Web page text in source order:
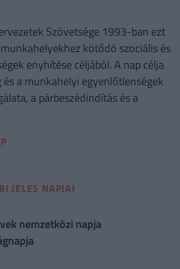
Szövetsége 1993-ban ezt
kötődö szociális és
enyhítése céljából. A nap célja
a munkahelyi egyenlőtlenségek
a párbeszédindítás és a
JELES NAPJAI
nemzetközi napja